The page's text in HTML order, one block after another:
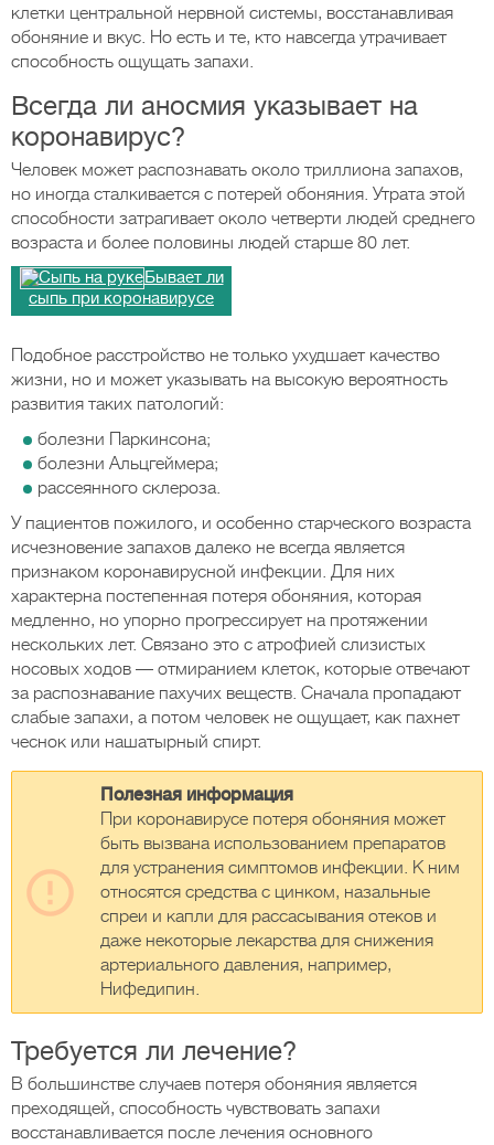
клетки центральной нервной системы, восстанавливая
обоняние и вкус. Но есть и те, кто навсегда утрачивает
способность ощущать запахи.
Всегда ли аносмия указывает на
коронавирус?
Человек может распознавать около триллиона запахов,
но иногда сталкивается с потерей обоняния. Утрата этой
способности затрагивает около четверти людей среднего
возраста и более половины людей старше 80 лет.
Бывает ли
сыпь при коронавирусе
Подобное расстройство не только ухудшает качество
жизни, но и может указывать на высокую вероятность
развития таких патологий:
болезни Паркинсона;
болезни Альцгеймера;
рассеянного склероза.
У пациентов пожилого, и особенно старческого возраста
исчезновение запахов далеко не всегда является
признаком коронавирусной инфекции. Для них
характерна постепенная потеря обоняния, которая
медленно, но упорно прогрессирует на протяжении
нескольких лет. Связано это с атрофией слизистых
носовых ходов — отмиранием клеток, которые отвечают
за распознавание пахучих веществ. Сначала пропадают
слабые запахи, а потом человек не ощущает, как пахнет
чеснок или нашатырный спирт.
Полезная информация
При коронавирусе потеря обоняния может
быть вызвана использованием препаратов
для устранения симптомов инфекции. К ним
относятся средства с цинком, назальные
спреи и капли для рассасывания отеков и
даже некоторые лекарства для снижения
артериального давления, например,
Нифедипин.
Требуется ли лечение?
В большинстве случаев потеря обоняния является
преходящей, способность чувствовать запахи
восстанавливается после лечения основного